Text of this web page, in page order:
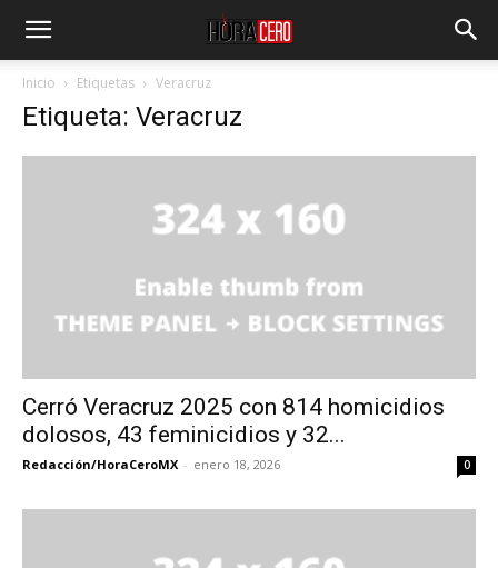
Inicio Etiquetas Veracruz
Etiqueta: Veracruz
Cerró Veracruz 2025 con 814 homicidios
dolosos, 43 feminicidios y 32...
Redacción/HoraCeroMX - enero 18, 2026 0